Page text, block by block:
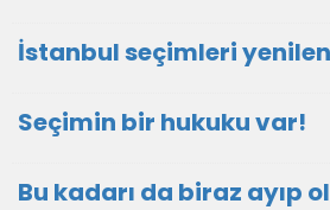
İstanbul seçimleri
Seçimin bir hukuku var!
Bu kadarı da biraz ayıp